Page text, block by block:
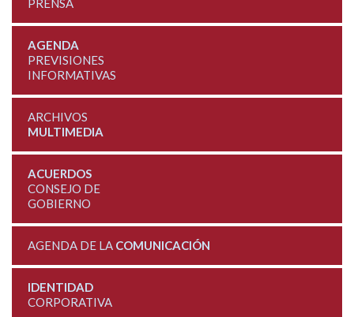
PRENSA
AGENDA
PREVISIONES
INFORMATIVAS
ARCHIVOS
MULTIMEDIA
ACUERDOS
CONSEJO DE
GOBIERNO
AGENDA DE LA COMUNICACIÓN
IDENTIDAD
CORPORATIVA